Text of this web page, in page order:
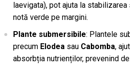
laevigata), pot ajuta la
notă verde pe margini.
Plante submersibile: Plantele
precum Elodeasau Cabomba,
absorbția nutrienților, prevenind